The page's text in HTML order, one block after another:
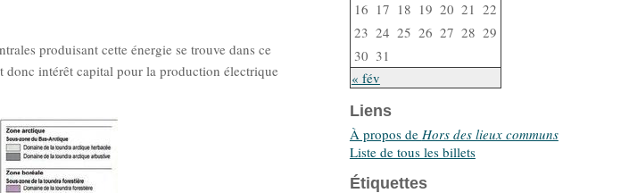
produisant cette énergie se trouve dans ce
donc intérêt capital pour la production électrique
« fév
16 17 18 19 20 21 22
23 24 25 26 27 28 29
30 31
Liens
À propos de Hors des lieux communs
Liste de tous les billets
Étiquettes